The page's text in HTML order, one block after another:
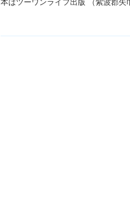
本はツーワンライフ出版 （紫波郡矢